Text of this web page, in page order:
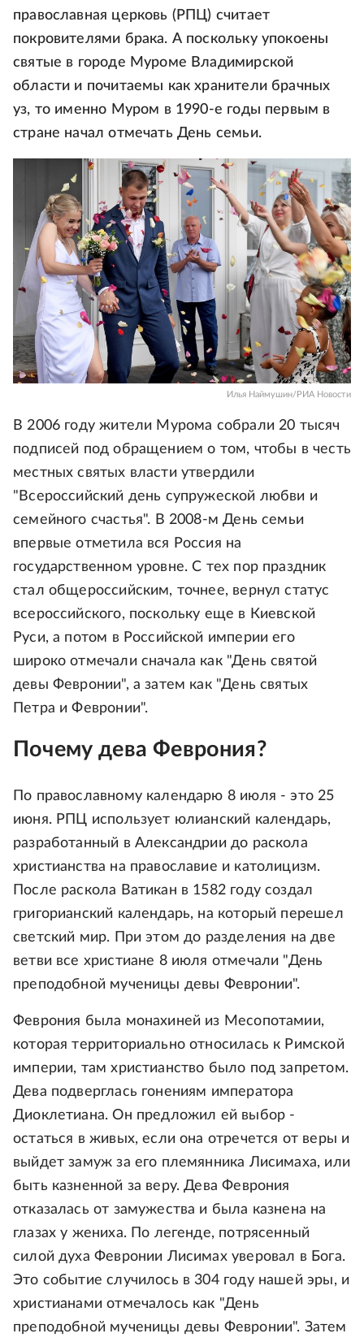
православная церковь (РПЦ) считает
покровителями брака. А поскольку упокоены
святые в городе Муроме Владимирской
области и почитаемы как хранители брачных
уз, то именно Муром в 1990-е годы первым в
стране начал отмечать День семьи.
Илья Наймушин/РИА Новости
В 2006 году жители Мурома собрали 20 тысяч
подписей под обращением о том, чтобы в честь
местных святых власти утвердили
"Всероссийский день супружеской любви и
семейного счастья". В 2008-м День семьи
впервые отметила вся Россия на
государственном уровне. С тех пор праздник
стал общероссийским, точнее, вернул статус
всероссийского, поскольку еще в Киевской
Руси, а потом в Российской империи его
широко отмечали сначала как "День святой
девы Февронии", а затем как "День святых
Петра и Февронии".
Почему дева Феврония?
По православному календарю 8 июля - это 25
июня. РПЦ использует юлианский календарь,
разработанный в Александрии до раскола
христианства на православие и католицизм.
После раскола Ватикан в 1582 году создал
григорианский календарь, на который перешел
светский мир. При этом до разделения на две
ветви все христиане 8 июля отмечали "День
преподобной мученицы девы Февронии".
Феврония была монахиней из Месопотамии,
которая территориально относилась к Римской
империи, там христианство было под запретом.
Дева подверглась гонениям императора
Диоклетиана. Он предложил ей выбор -
остаться в живых, если она отречется от веры и
выйдет замуж за его племянника Лисимаха, или
быть казненной за веру. Дева Феврония
отказалась от замужества и была казнена на
глазах у жениха. По легенде, потрясенный
силой духа Февронии Лисимах уверовал в Бога.
Это событие случилось в 304 году нашей эры, и
христианами отмечалось как "День
преподобной мученицы девы Февронии". Затем